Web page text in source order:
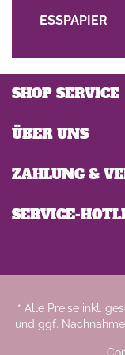
ESSPAPIER
SERVICE-
SHOP SERVICE
ÜBER UNS
ZAHLUNG &
* Alle Preise inkl.
und ggf.